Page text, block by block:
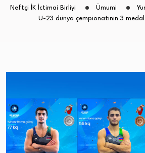
Neftçi İK İctimai Birliyi Ümumi
U-23 dünya çempionatının 3